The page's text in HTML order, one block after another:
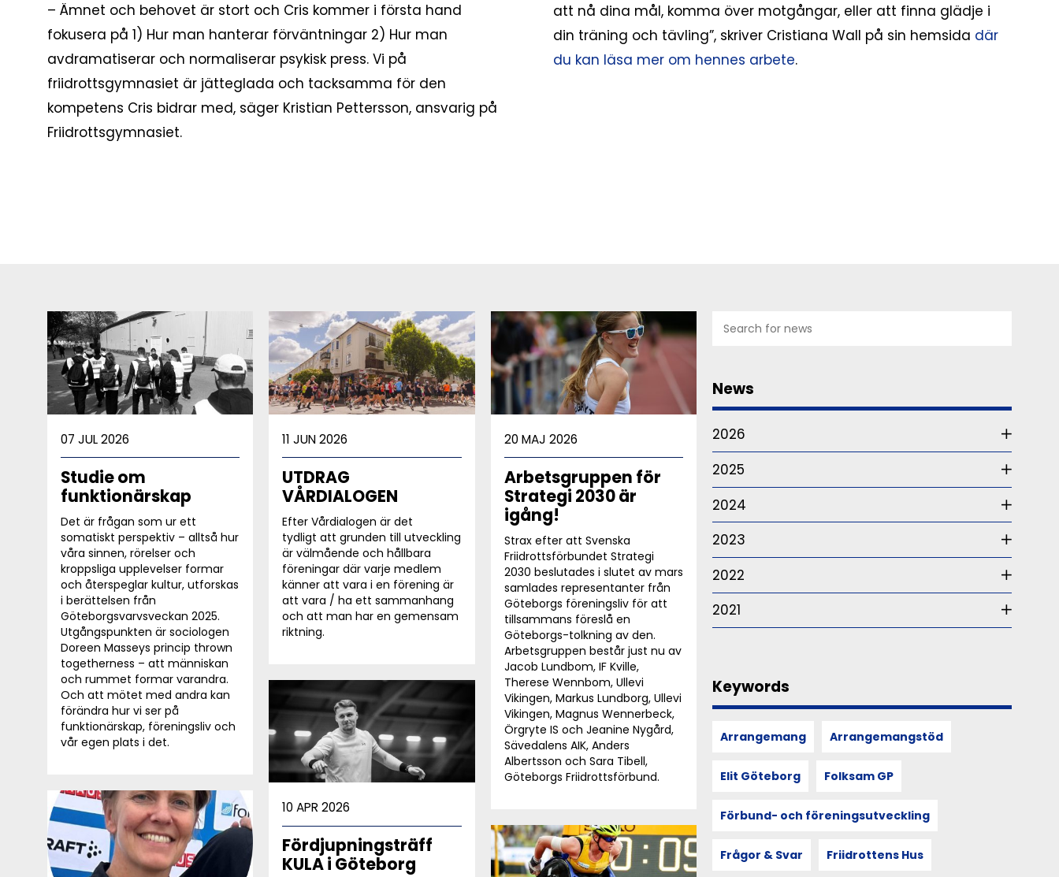
– Ämnet och behovet är stort och Cris kommer i första hand
fokusera på 1) Hur man hanterar förväntningar 2) Hur man
avdramatiserar och normaliserar psykisk press. Vi på
friidrottsgymnasiet är jätteglada och tacksamma för den
kompetens Cris bidrar med, säger Kristian Pettersson, ansvarig på
Friidrottsgymnasiet.
att nå dina mål, komma över motgångar, eller att finna glädje i
din träning och tävling”, skriver Cristiana Wall på sin hemsida där
du kan läsa mer om hennes arbete.
News
2026
2025
2024
2023
2022
2021
Keywords
Arrangemang Arrangemangstöd
Elit Göteborg Folksam GP
Förbund- och föreningsutveckling
Frågor & Svar Friidrottens Hus
07 JUL 2026
Studie om
funktionärskap
Det är frågan som ur ett
somatiskt perspektiv – alltså hur
våra sinnen, rörelser och
kroppsliga upplevelser formar
och återspeglar kultur, utforskas
i berättelsen från
Göteborgsvarvsveckan 2025.
Utgångspunkten är sociologen
Doreen Masseys princip thrown
togetherness – att människan
och rummet formar varandra.
Och att mötet med andra kan
förändra hur vi ser på
funktionärskap, föreningsliv och
vår egen plats i det.
11 JUN 2026
UTDRAG
VÅRDIALOGEN
Efter Vårdialogen är det
tydligt att grunden till utveckling
är välmående och hållbara
föreningar där varje medlem
känner att vara i en förening är
att vara / ha ett sammanhang
och att man har en gemensam
riktning.
20 MAJ 2026
Arbetsgruppen för
Strategi 2030 är
igång!
Strax efter att Svenska
Friidrottsförbundet Strategi
2030 beslutades i slutet av mars
samlades representanter från
Göteborgs föreningsliv för att
tillsammans föreslå en
Göteborgs-tolkning av den.
Arbetsgruppen består just nu av
Jacob Lundbom, IF Kville,
Therese Wennbom, Ullevi
Vikingen, Markus Lundborg, Ullevi
Vikingen, Magnus Wennerbeck,
Örgryte IS och Jeanine Nygård,
Sävedalens AIK, Anders
Albertsson och Sara Tibell,
Göteborgs Friidrottsförbund.
10 APR 2026
Fördjupningsträff
KULA i Göteborg